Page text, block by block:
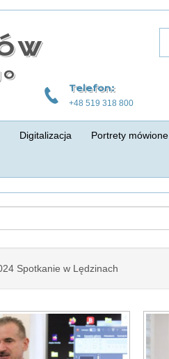
Telefon:
+48 519 318 800
Digitalizacja Portrety mówione
Spotkanie w Lędzinach